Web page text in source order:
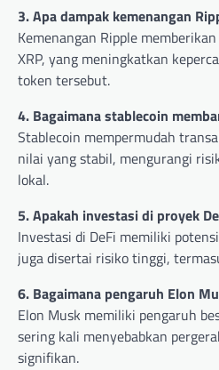
3. Apa dampak kemenangan
Kemenangan Ripple
XRP, yang meningkatkan
token tersebut.
4. Bagaimana stablecoin
Stablecoin mempermudah
nilai yang stabil, mengurangi
lokal.
5. Apakah investasi di proyek
Investasi di DeFi memiliki
juga disertai risiko tinggi,
6. Bagaimana pengaruh Elon
Elon Musk memiliki pengaruh
sering kali menyebabkan
signifikan.